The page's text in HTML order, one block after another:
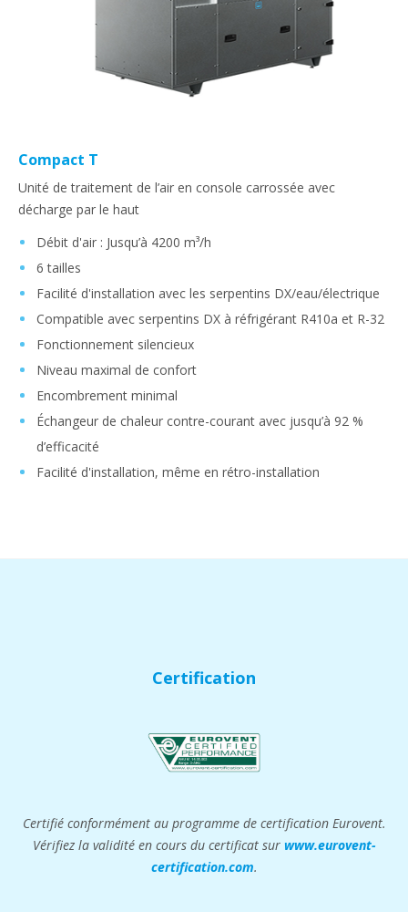
Compact T
Unité de traitement de l’air en console carrossée avec
décharge par le haut
Débit d'air : Jusqu’à 4200 m³/h
6 tailles
Facilité d'installation avec les serpentins DX/eau/électrique
Compatible avec serpentins DX à réfrigérant R410a et R-32
Fonctionnement silencieux
Niveau maximal de confort
Encombrement minimal
Échangeur de chaleur contre-courant avec jusqu’à 92 %
d’efficacité
Facilité d'installation, même en rétro-installation
Certification
Certifié conformément au programme de certification Eurovent.
Vérifiez la validité en cours du certificat sur www.eurovent-
certification.com.